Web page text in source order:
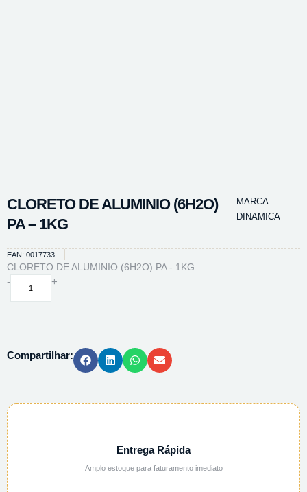
CLORETO DE ALUMINIO (6H2O)
PA – 1KG
MARCA:
DINAMICA
EAN: 0017733
CLORETO DE ALUMINIO (6H2O) PA - 1KG
-
CLORETO
-
+
Compartilhar:
Entrega Rápida
Amplo estoque para faturamento imediato